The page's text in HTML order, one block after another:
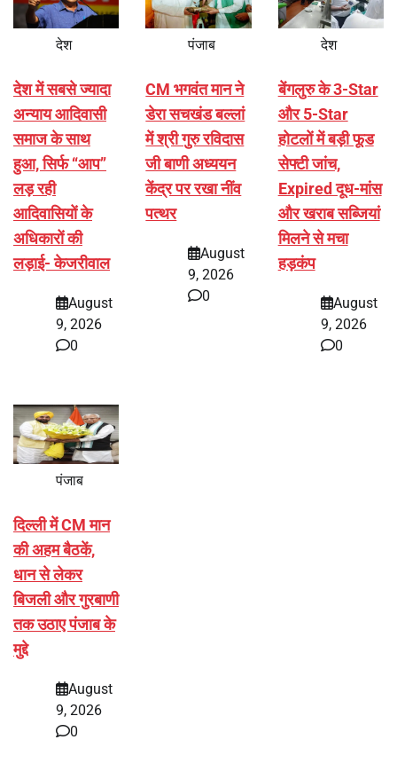
देश
देश में सबसे ज्यादा
अन्याय आदिवासी
समाज के साथ
हुआ, सिर्फ ‘‘आप’’
लड़ रही
आदिवासियों के
अधिकारों की
लड़ाई- केजरीवाल
August
9, 2026
0
पंजाब
CM भगवंत मान ने
डेरा सचखंड बल्लां
में श्री गुरु रविदास
जी बाणी अध्ययन
केंद्र पर रखा नींव
पत्थर
August
9, 2026
0
देश
बेंगलुरु के 3-Star
और 5-Star
होटलों में बड़ी फूड
सेफ्टी जांच,
Expired दूध-मांस
और खराब सब्जियां
मिलने से मचा
हड़कंप
August
9, 2026
0
पंजाब
दिल्ली में CM मान
की अहम बैठकें,
धान से लेकर
बिजली और गुरबाणी
तक उठाए पंजाब के
मुद्दे
August
9, 2026
0